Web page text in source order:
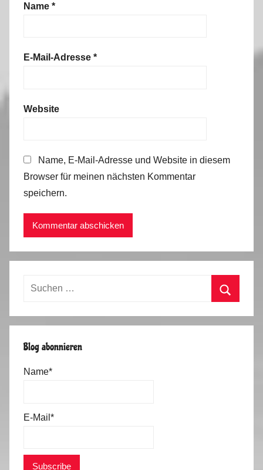
Name *
E-Mail-Adresse *
Website
Name, E-Mail-Adresse und Website in diesem
Browser für meinen nächsten Kommentar
speichern.
Suchen
Blog abonnieren
Name*
E-Mail*